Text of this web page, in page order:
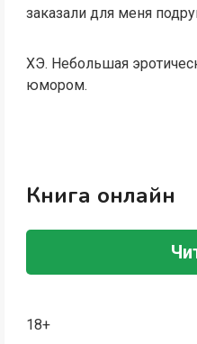
заказали для меня
ХЭ. Небольшая
юмором.
Книга онлайн
18+